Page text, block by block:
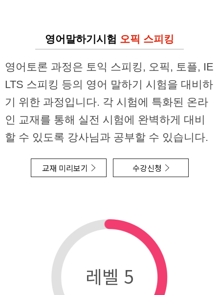
영어말하기시험 오픽 스피킹
영어토론 과정은 토익 스피킹, 오픽, 토플, IE
LTS 스피킹 등의 영어 말하기 시험을 대비하
기 위한 과정입니다. 각 시험에 특화된 온라
인 교재를 통해 실전 시험에 완벽하게 대비
할 수 있도록 강사님과 공부할 수 있습니다.
교재 미리보기 수강신청
레벨 5